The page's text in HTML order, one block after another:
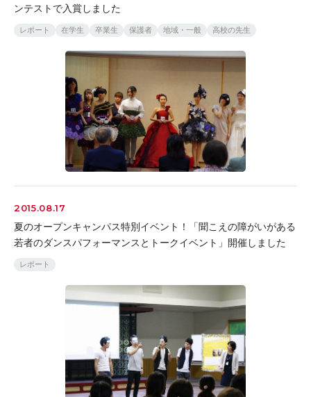
ンテストで入賞しました
レポート 在学生 卒業生 保護者 地域・一般 高校の先生
2015.08.17
夏のオープンキャンパス特別イベント！「聞こえの障がいがある
若者のダンスパフォーマンスとトークイベント」開催しました
レポート